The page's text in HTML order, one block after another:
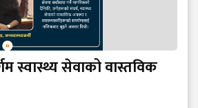
स्वास्थ्य सेवाको वास्तविक